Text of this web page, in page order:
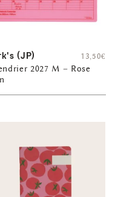
(JP)
2027 M – Rose
13,50€